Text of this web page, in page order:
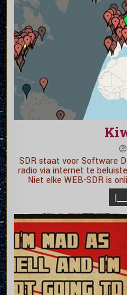
SDR staat voor Software
radio via internet te
Niet elke WEB-SDR is